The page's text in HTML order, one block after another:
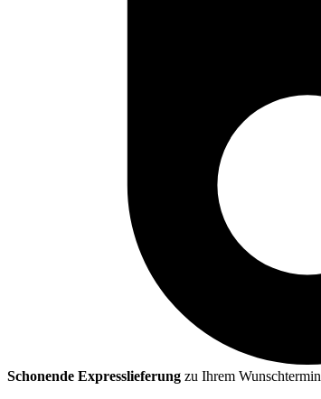
Schonende Expresslieferung zu Ihrem Wunschtermin